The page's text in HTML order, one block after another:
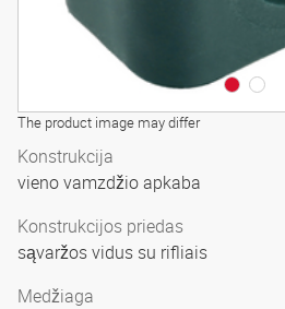
The product image may differ
Konstrukcija
vieno vamzdžio apkaba
Konstrukcijos priedas
sąvaržos vidus su rifliais
Medžiaga